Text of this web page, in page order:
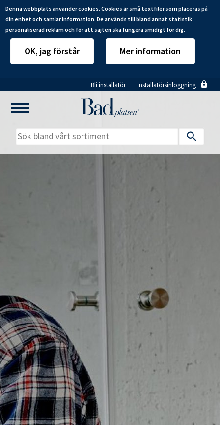
Denna webbplats använder cookies. Cookies är små textfiler som placeras på
din enhet och samlar information. De används till bland annat statistik,
personaliserad reklam och för att sajten ska fungera smidigt för dig.
OK, jag förstår Mer information
till
huvudinnehåll
Bli installatör Installatörsinloggning
Våra varumärken